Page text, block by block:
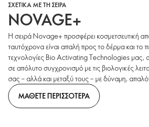
ΣΧΕΤΙΚΑ ΜΕ ΤΗ ΣΕΙΡΑ
NOVAGE+
Η σειρά Novage+ προσφέρει κοσμετσευτική
ταυτόχρονα είναι απαλή προς το δέρμα και το
τεχνολογίες Bio Activating Technologies μας,
σε απόλυτο συγχρονισμό με τις βιολογικές
σας – αλλά και μεταξύ τους – με δύναμη,
ΜΑΘΕΤΕ ΠΕΡΙΣΣΟΤΕΡΑ